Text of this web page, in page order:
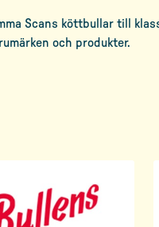
Scans köttbullar till
och produkter.